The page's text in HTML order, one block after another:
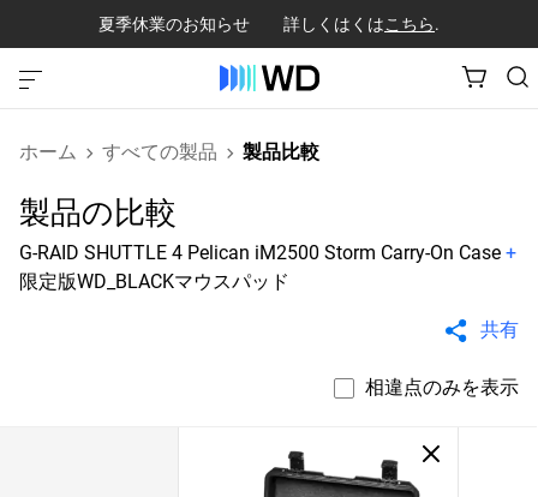
夏季休業のお知らせ 詳しくはくはこちら.
ホーム すべての製品 製品比較
製品の比較
G-RAID SHUTTLE 4 Pelican iM2500 Storm Carry-On Case +
限定版WD_BLACKマウスパッド
共有
相違点のみを表示